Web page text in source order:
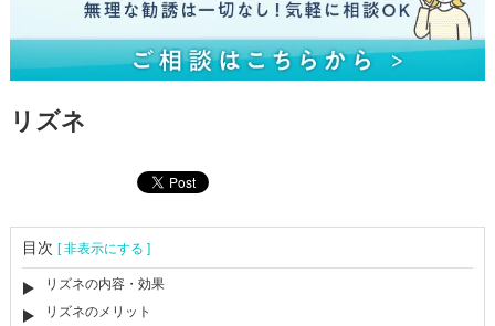
リズネ
目次[ 非表示にする ]
リズネの内容・効果
リズネのメリット